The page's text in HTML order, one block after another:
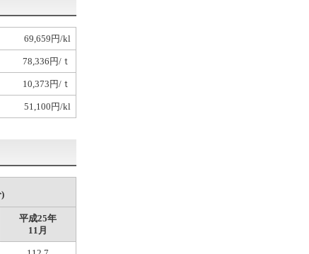
69,659円/kl
78,336円/ｔ
10,373円/ｔ
51,100円/kl
平成25年
11月